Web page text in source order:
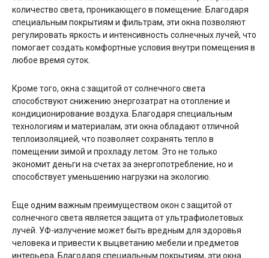
количество света, проникающего в помещение. Благодаря
специальным покрытиям и фильтрам, эти окна позволяют
регулировать яркость и интенсивность солнечных лучей, что
помогает создать комфортные условия внутри помещения в
любое время суток.
Кроме того, окна с защитой от солнечного света
способствуют снижению энергозатрат на отопление и
кондиционирование воздуха. Благодаря специальным
технологиям и материалам, эти окна обладают отличной
теплоизоляцией, что позволяет сохранять тепло в
помещении зимой и прохладу летом. Это не только
экономит деньги на счетах за энергопотребление, но и
способствует уменьшению нагрузки на экологию.
Еще одним важным преимуществом окон с защитой от
солнечного света является защита от ультрафиолетовых
лучей. УФ-излучение может быть вредным для здоровья
человека и привести к выцветанию мебели и предметов
интерьера. Благодаря специальным покрытиям, эти окна